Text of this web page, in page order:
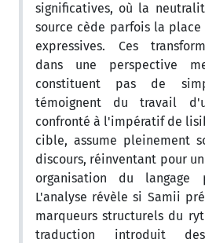
significatives, où la
source cède parfois la
expressives. Ces
dans une perspective
constituent pas de
témoignent du travail
confronté à l'impératif de
cible, assume pleinement
discours, réinventant pour
organisation du langage
L'analyse révèle si Samii
marqueurs structurels du
traduction introduit des